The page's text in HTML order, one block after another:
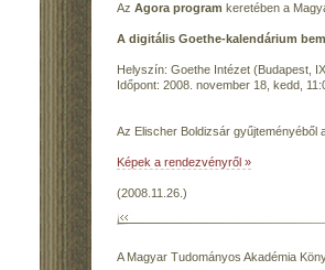
Az Agora program keretében a
A digitális Goethe-kalendárium
Helyszín: Goethe Intézet (Budapest,
Időpont: 2008. november 18, kedd,
Az Elischer Boldizsár gyűjteményéből
Képek a rendezvényről »
(2008.11.26.)
A Magyar Tudományos Akadémia